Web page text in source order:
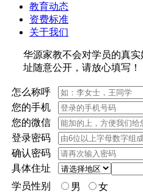
教育动态
资费标准
关于我们
华源家教不会对学员的真
址随意公开，请放心填写！
怎么称呼
您的手机
您的微信
登录密码
确认密码
具体住址
学员性别
男
女